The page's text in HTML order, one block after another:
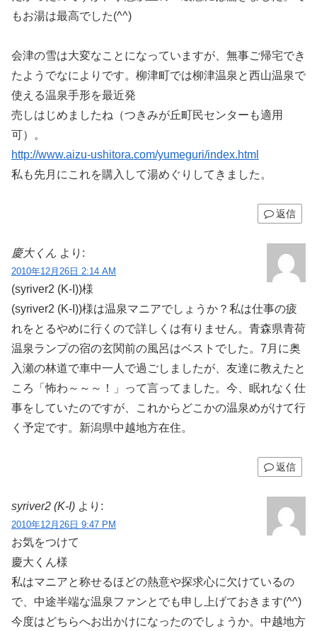
もお湯は最高でした(^^)
会津の雪は大変なことになっていますが、無事ご帰宅でき
たようでなによりです。柳津町では柳津温泉と西山温泉で
使える温泉手形を最近発
売しはじめましたね（つきみが丘町民センターも適用
可）。
http://www.aizu-ushitora.com/yumeguri/index.html
私も先月にこれを購入して湯めぐりしてきました。
返信
慶大くん より:
2010年12月26日 2:14 AM
(syriver2 (K-I))様
(syriver2 (K-I))様は温泉マニアでしょうか？私は仕事の疲
れをとるやめに行くので詳しくは有りません。青森県青荷
温泉ランプの宿の玄関前の風呂はベストでした。7月に奥
入瀬の林道で車中一人で過ごしましたが、友達に教えたと
ころ「怖わ～～～！」って言ってました。今、眠れなく仕
事をしていたのですが、これからどこかの温泉めがけて行
く予定です。新潟県中越地方在住。
返信
syriver2 (K-I) より:
2010年12月26日 9:47 PM
お気をつけて
慶大くん様
私はマニアと称せるほどの熱意や探求心に欠けているの
で、中途半端な温泉ファンとでも申し上げておきます(^^)
今度はどちらへお出かけになったのでしょうか。中越地方